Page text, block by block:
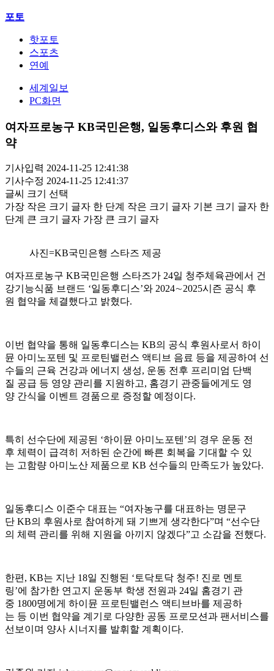
포토
핫포토
스포츠
연예
세계일보
PC화면
여자프로농구 KB국민은행, 일동후디스와 후원 협
약
기사입력 2024-11-25 12:41:38
기사수정 2024-11-25 12:41:37
글씨 크기 선택
가장 작은 크기 글자 한 단계 작은 크기 글자 기본 크기 글자 한
단계 큰 크기 글자 가장 큰 크기 글자
사진=KB국민은행 스타즈 제공
여자프로농구 KB국민은행 스타즈가 24일 청주체육관에서 건
강기능식품 브랜드 ‘일동후디스’와 2024∼2025시즌 공식 후
원 협약을 체결했다고 밝혔다.
이번 협약을 통해 일동후디스는 KB의 공식 후원사로서 하이
뮨 아미노포텐 및 프로틴밸런스 액티브 음료 등을 제공하여 선
수들의 근육 건강과 에너지 생성, 운동 전후 프리미엄 단백
질 공급 등 영양 관리를 지원하고, 홈경기 관중들에게도 영
양 간식을 이벤트 경품으로 증정할 예정이다.
특히 선수단에 제공된 ‘하이뮨 아미노포텐’의 경우 운동 전
후 체력이 급격히 저하된 순간에 빠른 회복을 기대할 수 있
는 고함량 아미노산 제품으로 KB 선수들의 만족도가 높았다.
일동후디스 이준수 대표는 “여자농구를 대표하는 명문구
단 KB의 후원사로 참여하게 돼 기쁘게 생각한다”며 “선수단
의 체력 관리를 위해 지원을 아끼지 않겠다”고 소감을 전했다.
한편, KB는 지난 18일 진행된 ‘토닥토닥 청주! 진로 멘토
링’에 참가한 연고지 운동부 학생 전원과 24일 홈경기 관
중 1800명에게 하이뮨 프로틴밸런스 액티브바를 제공하
는 등 이번 협약을 계기로 다양한 공동 프로모션과 팬서비스를
선보이며 양사 시너지를 발휘할 계획이다.